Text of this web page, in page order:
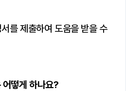
를 제출하여 도움을 받을 수
떻게 하나요?